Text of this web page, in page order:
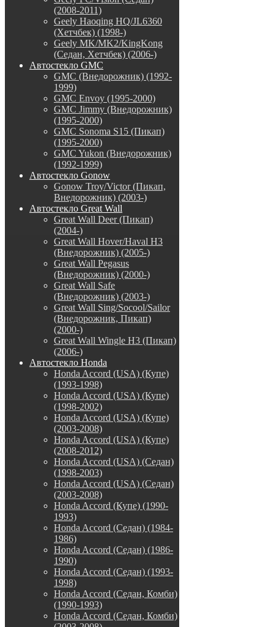
(2008-2011)
Geely Haoqing HQ/JL6360
(Хетчбек) (1998-)
Geely MK/MK2/KingKong
(Седан, Хетчбек) (2006-)
Автостекло GMC
GMC (Внедорожник) (1992-
1999)
GMC Envoy (1995-2000)
GMC Jimmy (Внедорожник)
(1995-2000)
GMC Sonoma S15 (Пикап)
(1995-2000)
GMC Yukon (Внедорожник)
(1992-1999)
Автостекло Gonow
Gonow Troy/Victor (Пикап,
Внедорожник) (2003-)
Автостекло Great Wall
Great Wall Deer (Пикап)
(2004-)
Great Wall Hover/Haval H3
(Внедорожник) (2005-)
Great Wall Pegasus
(Внедорожник) (2000-)
Great Wall Safe
(Внедорожник) (2003-)
Great Wall Sing/Socool/Sailor
(Внедорожник, Пикап)
(2000-)
Great Wall Wingle H3 (Пикап)
(2006-)
Автостекло Honda
Honda Accord (USA) (Купе)
(1993-1998)
Honda Accord (USA) (Купе)
(1998-2002)
Honda Accord (USA) (Купе)
(2003-2008)
Honda Accord (USA) (Купе)
(2008-2012)
Honda Accord (USA) (Седан)
(1998-2003)
Honda Accord (USA) (Седан)
(2003-2008)
Honda Accord (Купе) (1990-
1993)
Honda Accord (Седан) (1984-
1986)
Honda Accord (Седан) (1986-
1990)
Honda Accord (Седан) (1993-
1998)
Honda Accord (Седан, Комби)
(1990-1993)
Honda Accord (Седан, Комби)